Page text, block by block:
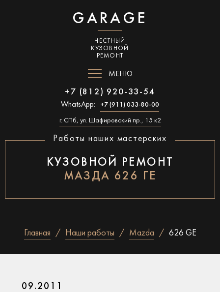
GARAGE
ЧЕСТНЫЙ
КУЗОВНОЙ
РЕМОНТ
МЕНЮ
+7 (812) 920-33-54
WhatsApp: +7 (911) 033-80-00
г. СПб, ул. Шафировский пр., 15 к2
Работы наших мастерских
КУЗОВНОЙ РЕМОНТ
МАЗДА 626 ГЕ
Главная Наши работы Mazda 626 GE
09.2011